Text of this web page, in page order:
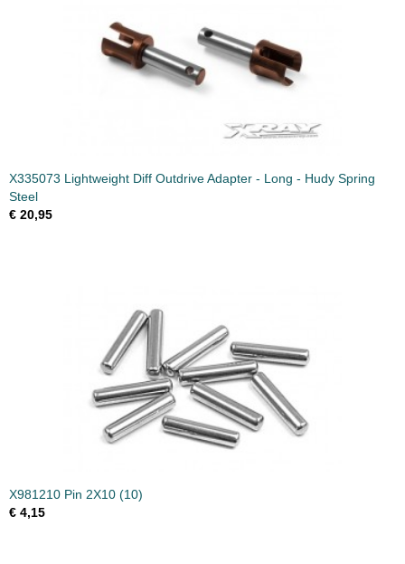
X335073 Lightweight Diff Outdrive Adapter - Long - Hudy Spring
Steel
€ 20,95
X981210 Pin 2X10 (10)
€ 4,15